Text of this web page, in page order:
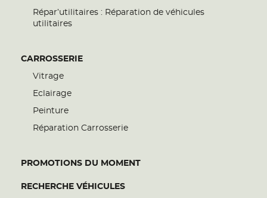
Répar’utilitaires : Réparation de véhicules
utilitaires
CARROSSERIE
Vitrage
Eclairage
Peinture
Réparation Carrosserie
PROMOTIONS DU MOMENT
RECHERCHE VÉHICULES